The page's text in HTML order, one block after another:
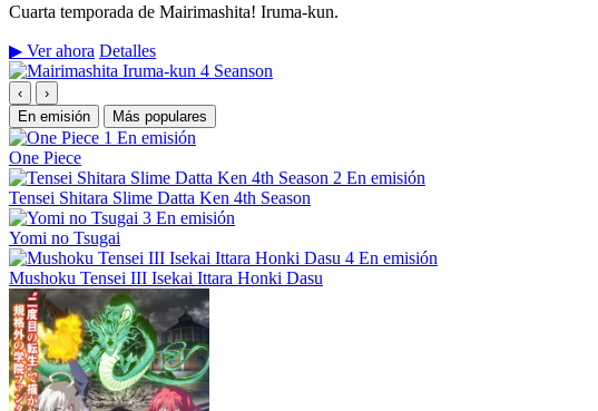
Cuarta temporada de Mairimashita! Iruma-kun.
▶ Ver ahora Detalles
‹
›
En emisión
Más populares
1 En emisión
One Piece
2 En emisión
Tensei Shitara Slime Datta Ken 4th Season
3 En emisión
Yomi no Tsugai
4 En emisión
Mushoku Tensei III Isekai Ittara Honki Dasu